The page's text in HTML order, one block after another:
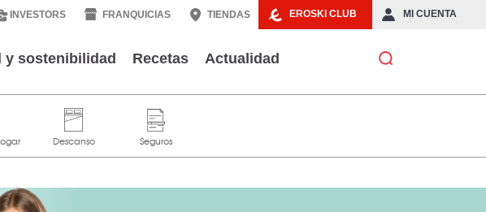
EROSKI CLUB MI CUENTA
INVESTORS FRANQUICIAS TIENDAS
y sostenibilidad Recetas Actualidad